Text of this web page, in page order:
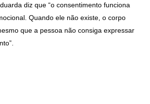
diz que “o consentimento funciona
Quando ele não existe, o corpo
que a pessoa não consiga expressar